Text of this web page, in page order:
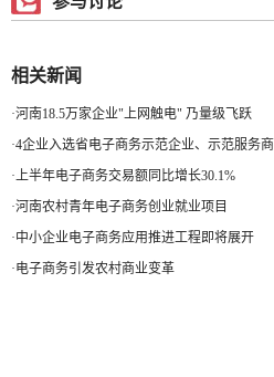
相关新闻
·河南18.5万家企业"上网触电" 乃量级飞跃
·4企业入选省电子商务示范企业、示范服务商
·上半年电子商务交易额同比增长30.1%
·河南农村青年电子商务创业就业项目
·中小企业电子商务应用推进工程即将展开
·电子商务引发农村商业变革